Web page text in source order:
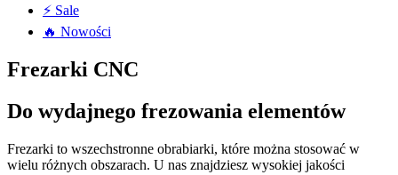
⚡ Sale
🔥 Nowości
Frezarki CNC
Do wydajnego frezowania elementów
Frezarki to wszechstronne obrabiarki, które można stosować w
wielu różnych obszarach. U nas znajdziesz wysokiej jakości